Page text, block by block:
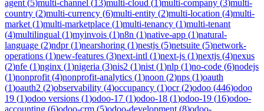
agent (5)multi-channel (13)multi-cloud (1)multi-company (3)multi-
country (2)multi-currency (6)multi-entity (2)multi-location (4)multi-
market (1)multi-marketplace (1)multi-tenancy (1)multi-tenant
(4)multilingual (1)myinvois (1)n8n (1)native-app (1)natural-
language (2)ndpr(1)nearshoring (1)nestjs (5)netsuite (5)network-
operations (1)new-features (3)next-intl (1)next-js (1)nextjs (4)nexus
(2)nfe (1)nginx (1)nigeria (3)nis2 (1)nist (1)nlp (1)no-code (6)nodejs
(1)nonprofit (4)nonprofit-analytics (1)noon (2)nps (1)oauth
(1)oauth2 (2)observability (4)occupancy (1)ocr(2)odoo (446)odoo
19 (1)odoo versions (1)odoo-17 (1)odoo-18 (1)odoo-19 (16)odoo-
accounting (6)odoo-crm (5)odoo-development (8)odoo-